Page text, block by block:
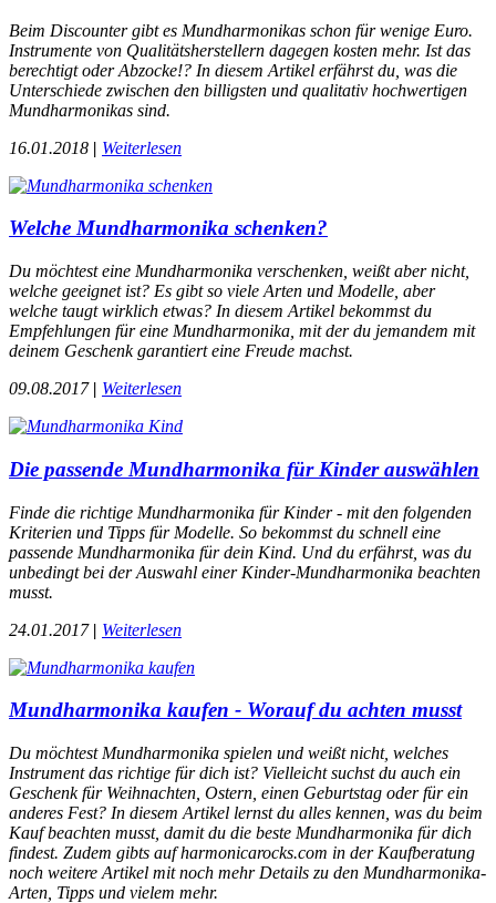
Beim Discounter gibt es Mundharmonikas schon für wenige Euro.
Instrumente von Qualitätsherstellern dagegen kosten mehr. Ist das
berechtigt oder Abzocke!? In diesem Artikel erfährst du, was die
Unterschiede zwischen den billigsten und qualitativ hochwertigen
Mundharmonikas sind.
16.01.2018 | Weiterlesen
Welche Mundharmonika schenken?
Du möchtest eine Mundharmonika verschenken, weißt aber nicht,
welche geeignet ist? Es gibt so viele Arten und Modelle, aber
welche taugt wirklich etwas? In diesem Artikel bekommst du
Empfehlungen für eine Mundharmonika, mit der du jemandem mit
deinem Geschenk garantiert eine Freude machst.
09.08.2017 | Weiterlesen
Die passende Mundharmonika für Kinder auswählen
Finde die richtige Mundharmonika für Kinder - mit den folgenden
Kriterien und Tipps für Modelle. So bekommst du schnell eine
passende Mundharmonika für dein Kind. Und du erfährst, was du
unbedingt bei der Auswahl einer Kinder-Mundharmonika beachten
musst.
24.01.2017 | Weiterlesen
Mundharmonika kaufen - Worauf du achten musst
Du möchtest Mundharmonika spielen und weißt nicht, welches
Instrument das richtige für dich ist? Vielleicht suchst du auch ein
Geschenk für Weihnachten, Ostern, einen Geburtstag oder für ein
anderes Fest? In diesem Artikel lernst du alles kennen, was du beim
Kauf beachten musst, damit du die beste Mundharmonika für dich
findest. Zudem gibts auf harmonicarocks.com in der Kaufberatung
noch weitere Artikel mit noch mehr Details zu den Mundharmonika-
Arten, Tipps und vielem mehr.